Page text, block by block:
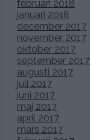
februari 2018
januari 2018
december 2017
november 2017
oktober 2017
september 2017
augusti 2017
juli 2017
juni 2017
maj 2017
april 2017
mars 2017